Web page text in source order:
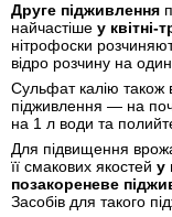
Друге підживлення
найчастіше у квітні-
нітрофоски
відро розчину на
Сульфат калію також
підживлення — на
на 1 л води та
Для підвищення
її смакових якостей у
позакореневе
Засобів для такого